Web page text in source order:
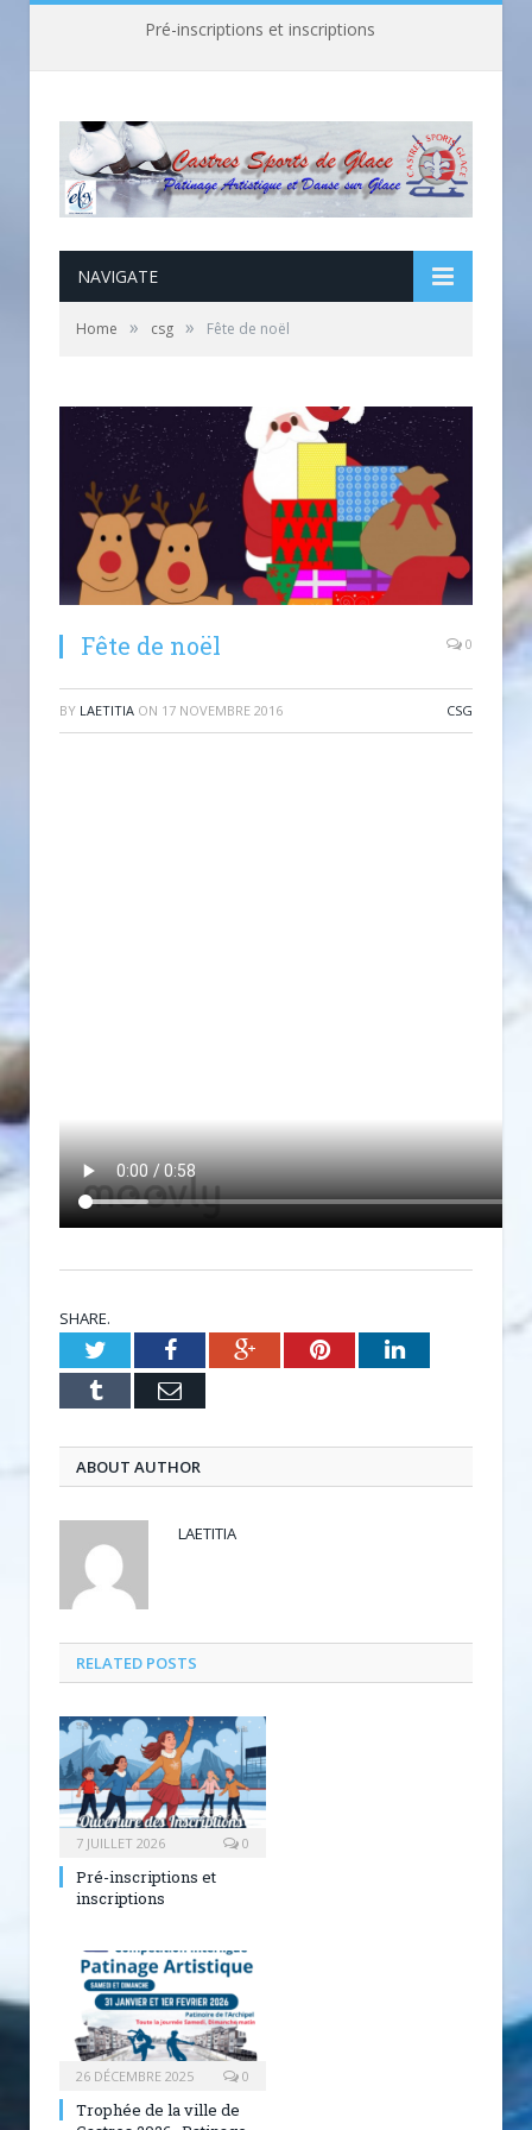
Pré-inscriptions et inscriptions
NAVIGATE
Home » csg » Fête de noël
Fête de noël 0
BY LAETITIA ON 17 NOVEMBRE 2016 CSG
SHARE.
TwitterFacebookGoogle+PinterestLinkedIn
Tumblr Email
ABOUT AUTHOR
LAETITIA
RELATED POSTS
7 JUILLET 2026 0
Pré-inscriptions et
inscriptions
26 DÉCEMBRE 2025 0
Trophée de la ville de